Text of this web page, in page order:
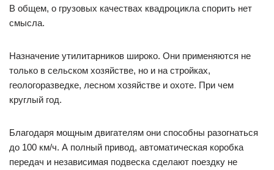
В общем, о грузовых качествах квадроцикла спорить нет
смысла.
Назначение утилитарников широко. Они применяются не
только в сельском хозяйстве, но и на стройках,
геологоразведке, лесном хозяйстве и охоте. При чем
круглый год.
Благодаря мощным двигателям они способны разогнаться
до 100 км/ч. А полный привод, автоматическая коробка
передач и независимая подвеска сделают поездку не